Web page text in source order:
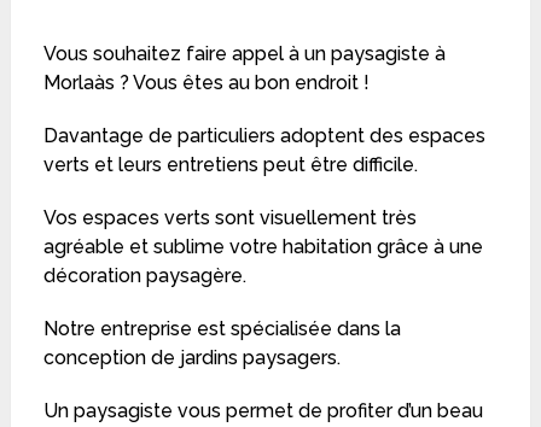
Vous souhaitez faire appel à un paysagiste à
Morlaàs ? Vous êtes au bon endroit !
Davantage de particuliers adoptent des espaces
verts et leurs entretiens peut être difficile.
Vos espaces verts sont visuellement très
agréable et sublime votre habitation grâce à une
décoration paysagère.
Notre entreprise est spécialisée dans la
conception de jardins paysagers.
Un paysagiste vous permet de profiter d’un beau